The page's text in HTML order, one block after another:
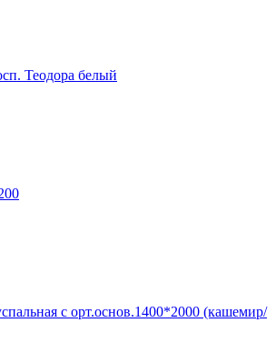
Теодора белый
с орт.основ.1400*2000 (кашемир/